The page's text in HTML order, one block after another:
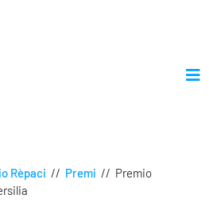
Rèpaci // Premi // Premio